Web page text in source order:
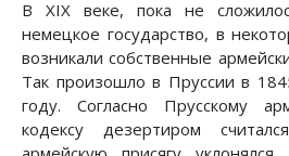
В XIX веке, пока не
немецкое государство, в
возникали собственные
Так произошло в Пруссии в
году. Согласно Прусскому
кодексу дезертиром